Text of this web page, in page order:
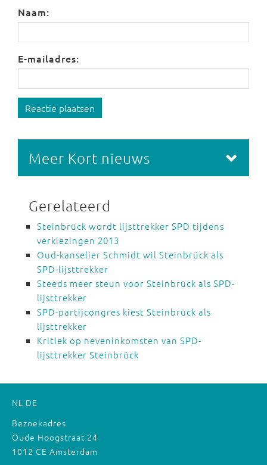
Naam:
E-mailadres:
Reactie plaatsen
Meer Kort nieuws
Gerelateerd
Steinbrück wordt lijsttrekker SPD tijdens
verkiezingen 2013
Oud-kanselier Schmidt wil Steinbrück als
SPD-lijsttrekker
Steeds meer steun voor Steinbrück als SPD-
lijsttrekker
SPD-partijcongres kiest Steinbrück als
lijsttrekker
Kritiek op neveninkomsten van SPD-
lijsttrekker Steinbrück
NL DE
Bezoekadres
Oude Hoogstraat 24
1012 CE Amsterdam